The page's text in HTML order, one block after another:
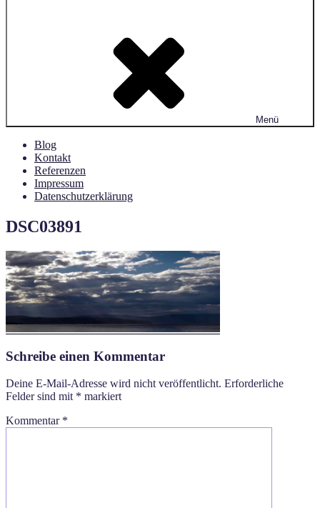
Menü
Blog
Kontakt
Referenzen
Impressum
Datenschutzerklärung
DSC03891
Schreibe einen Kommentar
Deine E-Mail-Adresse wird nicht veröffentlicht. Erforderliche
Felder sind mit * markiert
Kommentar *